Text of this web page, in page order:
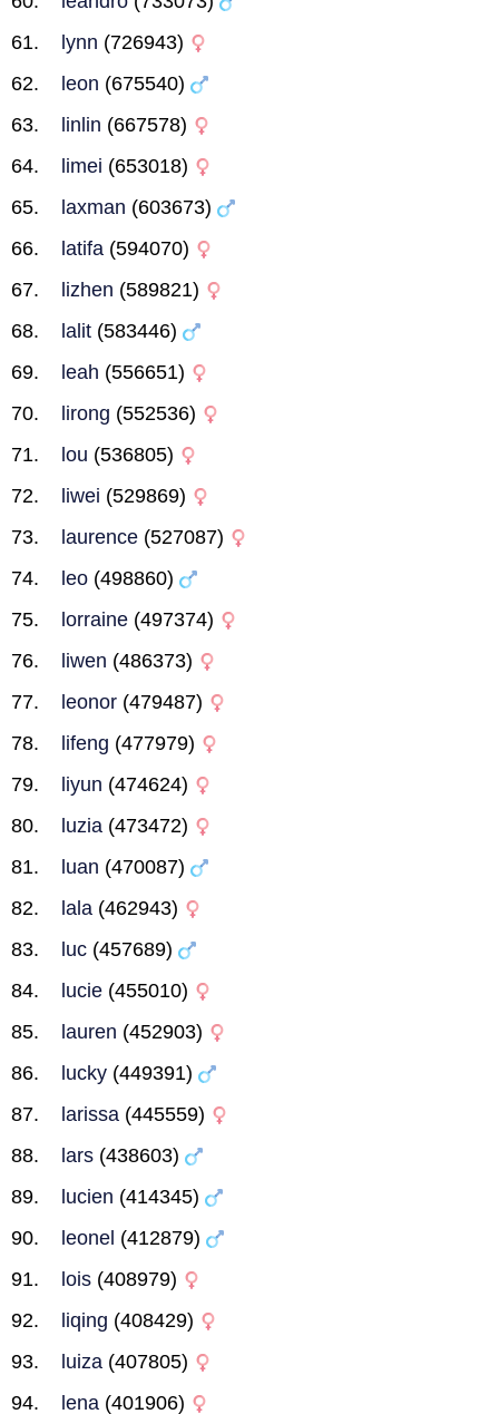
lynn (726943)
leon (675540)
linlin (667578)
limei (653018)
laxman (603673)
latifa (594070)
lizhen (589821)
lalit (583446)
leah (556651)
lirong (552536)
lou (536805)
liwei (529869)
laurence (527087)
leo (498860)
lorraine (497374)
liwen (486373)
leonor (479487)
lifeng (477979)
liyun (474624)
luzia (473472)
luan (470087)
lala (462943)
luc (457689)
lucie (455010)
lauren (452903)
lucky (449391)
larissa (445559)
lars (438603)
lucien (414345)
leonel (412879)
lois (408979)
liqing (408429)
luiza (407805)
lena (401906)